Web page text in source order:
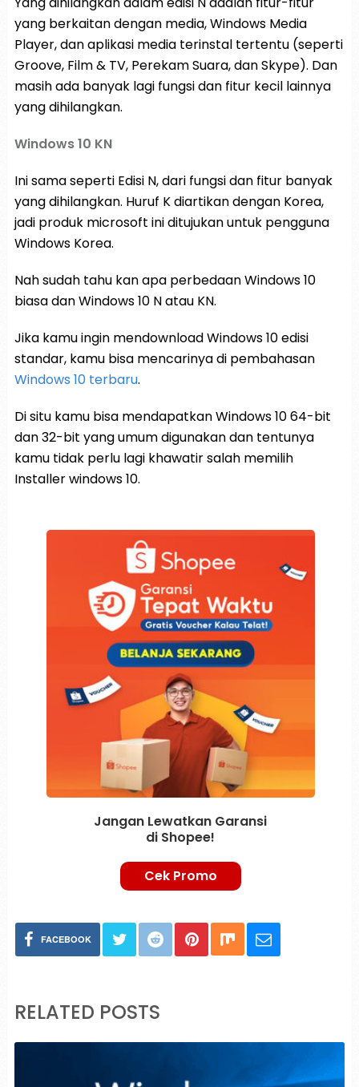
yang berkaitan dengan media, Windows Media
Player, dan aplikasi media terinstal tertentu (seperti
Groove, Film & TV, Perekam Suara, dan Skype). Dan
masih ada banyak lagi fungsi dan fitur kecil lainnya
yang dihilangkan.
Windows 10 KN
Ini sama seperti Edisi N, dari fungsi dan fitur banyak
yang dihilangkan. Huruf K diartikan dengan Korea,
jadi produk microsoft ini ditujukan untuk pengguna
Windows Korea.
Nah sudah tahu kan apa perbedaan Windows 10
biasa dan Windows 10 N atau KN.
Jika kamu ingin mendownload Windows 10 edisi
standar, kamu bisa mencarinya di pembahasan
Windows 10 terbaru.
Di situ kamu bisa mendapatkan Windows 10 64-bit
dan 32-bit yang umum digunakan dan tentunya
kamu tidak perlu lagi khawatir salah memilih
Installer windows 10.
Jangan Lewatkan Garansi
di Shopee!
Cek Promo
FACEBOOK
RELATED POSTS